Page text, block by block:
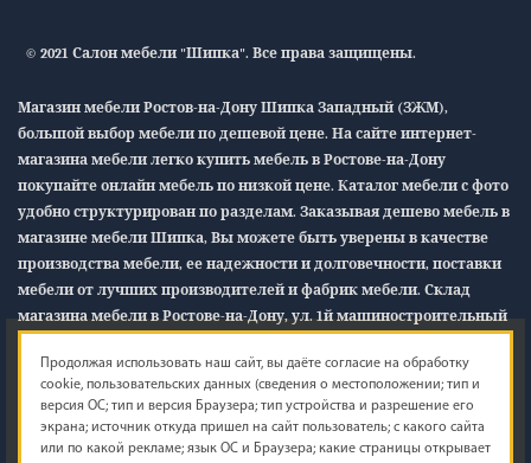
© 2021 Салон мебели "Шипка". Все права защищены.
Магазин мебели Ростов-на-Дону Шипка Западный (ЗЖМ),
большой выбор мебели по дешевой цене. На сайте интернет-
магазина мебели легко купить мебель в Ростове-на-Дону
покупайте онлайн мебель по низкой цене. Каталог мебели с фото
удобно структурирован по разделам. Заказывая дешево мебель в
магазине мебели Шипка, Вы можете быть уверены в качестве
производства мебели, ее надежности и долговечности, поставки
мебели от лучших производителей и фабрик мебели. Склад
магазина мебели в Ростове-на-Дону, ул. 1й машиностроительный
Обращаем ваше внимание на то, что данный интернет-сайт
носит исключительно информационный характер и ни при
каких условиях не является публичной офертой, определяемой
Продолжая использовать наш сайт, вы даёте согласие на обработку
cookie, пользовательских данных (сведения о местоположении; тип и
версия ОС; тип и версия Браузера; тип устройства и разрешение его
экрана; источник откуда пришел на сайт пользователь; с какого сайта
или по какой рекламе; язык ОС и Браузера; какие страницы открывает